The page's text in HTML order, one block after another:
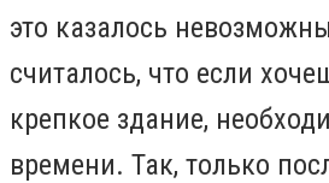
это казалось
считалось, что если
крепкое здание,
времени. Так, только